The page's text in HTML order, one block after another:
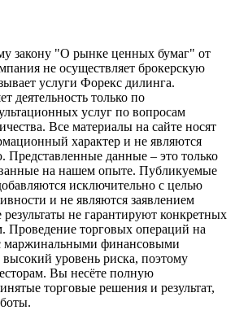
закону "О рынке ценных бумаг" от
не осуществляет брокерскую
услуги Форекс дилинга.
деятельность только по
услуг по вопросам
Все материалы на сайте носят
характер и не являются
Представленные данные – это только
на нашем опыте. Публикуемые
исключительно с целью
и не являются заявлением
не гарантируют конкретных
Проведение торговых операций на
маржинальными финансовыми
уровень риска, поэтому
Вы несёте полную
торговые решения и результат,